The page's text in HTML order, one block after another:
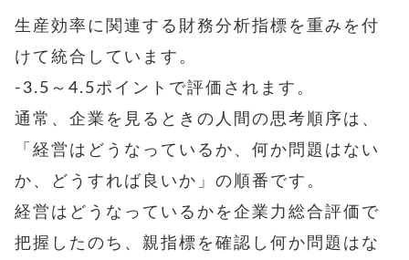
生産効率に関連する財務分析指標を重みを付
けて統合しています。
-3.5～4.5ポイントで評価されます。
通常、企業を見るときの人間の思考順序は、
「経営はどうなっているか、何か問題はない
か、どうすれば良いか」の順番です。
経営はどうなっているかを企業力総合評価で
把握したのち、親指標を確認し何か問題はな